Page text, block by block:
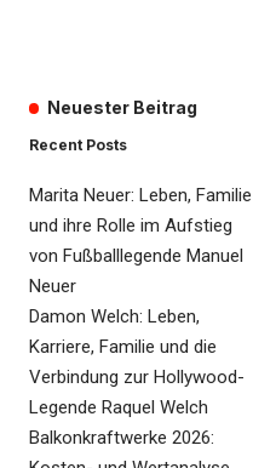
Neuester Beitrag
Recent Posts
Marita Neuer: Leben, Familie
und ihre Rolle im Aufstieg
von Fußballlegende Manuel
Neuer
Damon Welch: Leben,
Karriere, Familie und die
Verbindung zur Hollywood-
Legende Raquel Welch
Balkonkraftwerke 2026: